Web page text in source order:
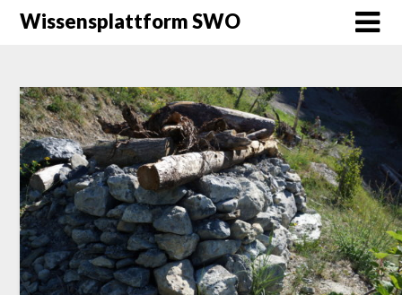
Wissensplattform SWO